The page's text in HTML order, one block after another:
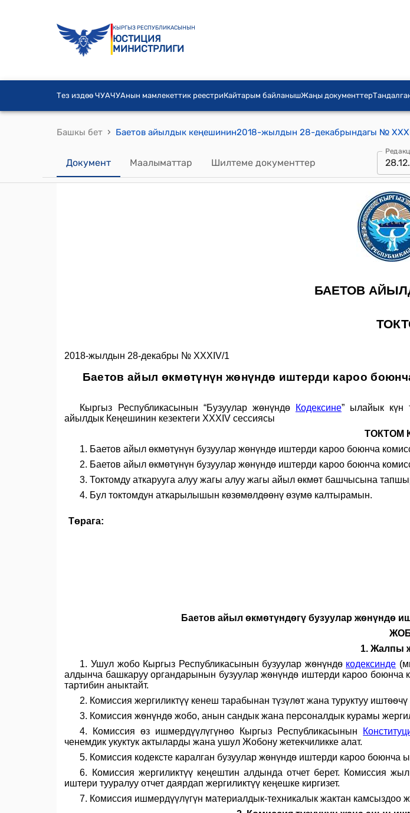
КЫРГЫЗ РЕСПУБЛИКАСЫНЫН
ЮСТИЦИЯ
МИНИСТРЛИГИ
Тез издөө ЧУАЧУАнын мамлекеттик реестриКайтарым байланышЖаңы документтер
Башкы бет ›
Документ Маалыматтар Шилтеме документтер